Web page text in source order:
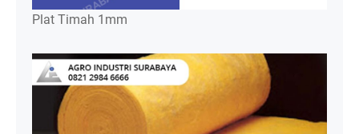
Plat Timah 1mm